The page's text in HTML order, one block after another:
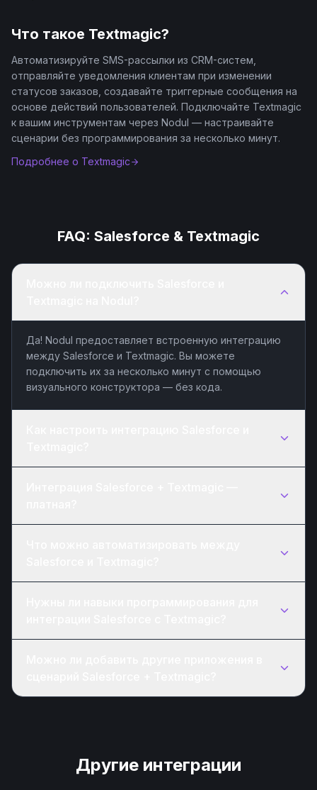
Что такое Textmagic?
Автоматизируйте SMS-рассылки из CRM-систем,
отправляйте уведомления клиентам при изменении
статусов заказов, создавайте триггерные сообщения на
основе действий пользователей. Подключайте Textmagic
к вашим инструментам через Nodul — настраивайте
сценарии без программирования за несколько минут.
Подробнее о Textmagic
FAQ: Salesforce & Textmagic
Да! Nodul предоставляет встроенную интеграцию
между Salesforce и Textmagic. Вы можете
подключить их за несколько минут с помощью
визуального конструктора — без кода.
Другие интеграции